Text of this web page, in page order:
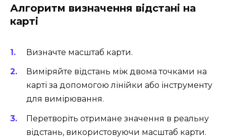
Алгоритм визначення відстані на
карті
Визначте масштаб карти.
Виміряйте відстань між двома точками на
карті за допомогою лінійки або інструменту
для вимірювання.
Перетворіть отримане значення в реальну
відстань, використовуючи масштаб карти.